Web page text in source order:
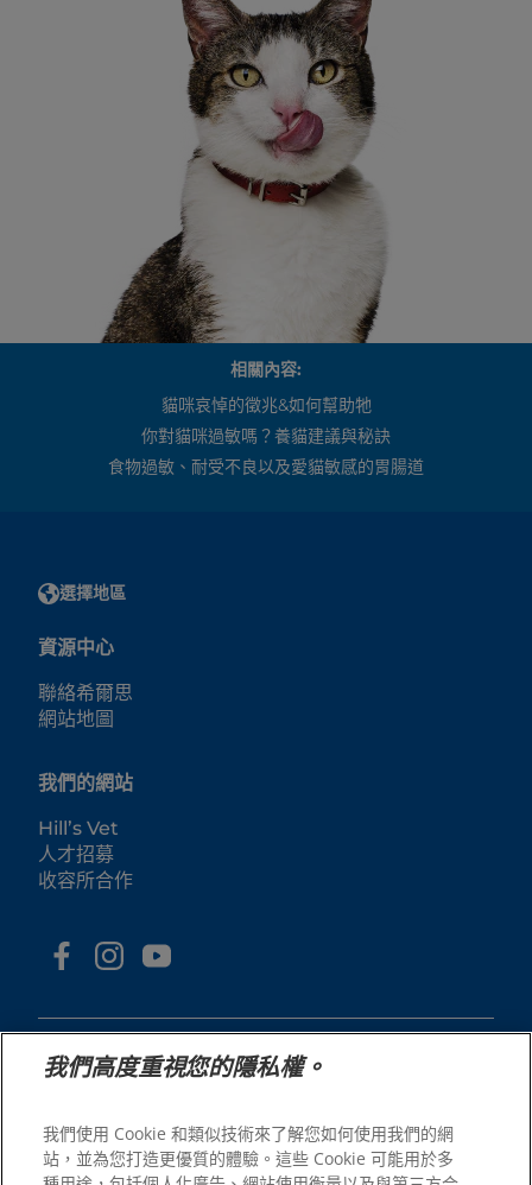
相關內容:
貓咪哀悼的徵兆&如何幫助牠
你對貓咪過敏嗎？養貓建議與秘訣
食物過敏、耐受不良以及愛貓敏感的胃腸道
選擇地區
資源中心
聯絡希爾思
網站地圖
我們的網站
Hill’s Vet
人才招募
收容所合作
© 2025 Hill's Pet Nutrition, Inc.
All rights reserved.
我們高度重視您的隱私權。
我們使用 Cookie 和類似技術來了解您如何使用我們的網
站，並為您打造更優質的體驗。這些 Cookie 可能用於多